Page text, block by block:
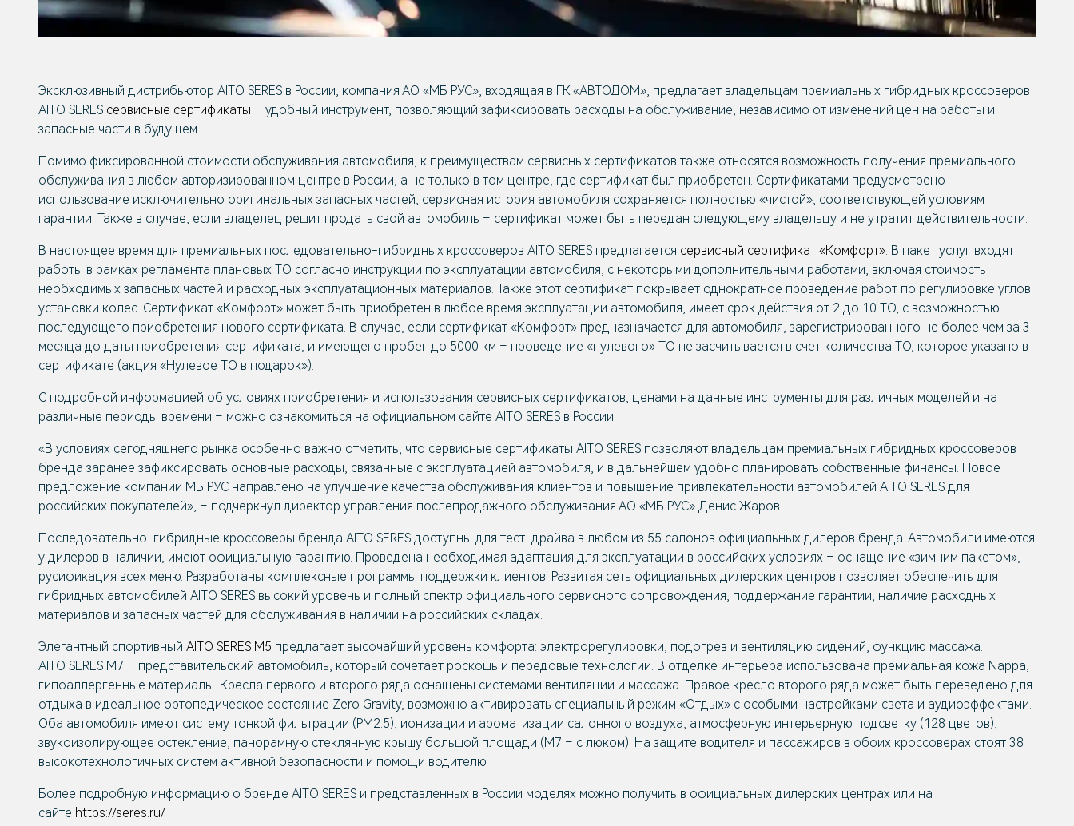
Эксклюзивный дистрибьютор AITO SERES в России, компания АО «МБ РУС», входящая в ГК «АВТОДОМ», предлагает владельцам премиальных гибридных кроссоверов
AITO SERES сервисные сертификаты – удобный инструмент, позволяющий зафиксировать расходы на обслуживание, независимо от изменений цен на работы и
запасные части в будущем.
Помимо фиксированной стоимости обслуживания автомобиля, к преимуществам сервисных сертификатов также относятся возможность получения премиального
обслуживания в любом авторизированном центре в России, а не только в том центре, где сертификат был приобретен. Сертификатами предусмотрено
использование исключительно оригинальных запасных частей, сервисная история автомобиля сохраняется полностью «чистой», соответствующей условиям
гарантии. Также в случае, если владелец решит продать свой автомобиль – сертификат может быть передан следующему владельцу и не утратит действительности.
В настоящее время для премиальных последовательно-гибридных кроссоверов AITO SERES предлагается сервисный сертификат «Комфорт». В пакет услуг входят
работы в рамках регламента плановых ТО согласно инструкции по эксплуатации автомобиля, с некоторыми дополнительными работами, включая стоимость
необходимых запасных частей и расходных эксплуатационных материалов. Также этот сертификат покрывает однократное проведение работ по регулировке углов
установки колес. Сертификат «Комфорт» может быть приобретен в любое время эксплуатации автомобиля, имеет срок действия от 2 до 10 ТО, с возможностью
последующего приобретения нового сертификата. В случае, если сертификат «Комфорт» предназначается для автомобиля, зарегистрированного не более чем за 3
месяца до даты приобретения сертификата, и имеющего пробег до 5000 км – проведение «нулевого» ТО не засчитывается в счет количества ТО, которое указано в
сертификате (акция «Нулевое ТО в подарок»).
С подробной информацией об условиях приобретения и использования сервисных сертификатов, ценами на данные инструменты для различных моделей и на
различные периоды времени – можно ознакомиться на официальном сайте AITO SERES в России.
«В условиях сегодняшнего рынка особенно важно отметить, что сервисные сертификаты AITO SERES позволяют владельцам премиальных гибридных кроссоверов
бренда заранее зафиксировать основные расходы, связанные с эксплуатацией автомобиля, и в дальнейшем удобно планировать собственные финансы. Новое
предложение компании МБ РУС направлено на улучшение качества обслуживания клиентов и повышение привлекательности автомобилей AITO SERES для
российских покупателей», – подчеркнул директор управления послепродажного обслуживания АО «МБ РУС» Денис Жаров.
Последовательно-гибридные кроссоверы бренда AITO SERES доступны для тест-драйва в любом из 55 салонов официальных дилеров бренда. Автомобили имеются
у дилеров в наличии, имеют официальную гарантию. Проведена необходимая адаптация для эксплуатации в российских условиях – оснащение «зимним пакетом»,
русификация всех меню. Разработаны комплексные программы поддержки клиентов. Развитая сеть официальных дилерских центров позволяет обеспечить для
гибридных автомобилей AITO SERES высокий уровень и полный спектр официального сервисного сопровождения, поддержание гарантии, наличие расходных
материалов и запасных частей для обслуживания в наличии на российских складах.
Элегантный спортивный AITO SERES M5 предлагает высочайший уровень комфорта: электрорегулировки, подогрев и вентиляцию сидений, функцию массажа.
AITO SERES M7 – представительский автомобиль, который сочетает роскошь и передовые технологии. В отделке интерьера использована премиальная кожа Nappa,
гипоаллергенные материалы. Кресла первого и второго ряда оснащены системами вентиляции и массажа. Правое кресло второго ряда может быть переведено для
отдыха в идеальное ортопедическое состояние Zero Gravity, возможно активировать специальный режим «Отдых» с особыми настройками света и аудиоэффектами.
Оба автомобиля имеют систему тонкой фильтрации (РМ2.5), ионизации и ароматизации салонного воздуха, атмосферную интерьерную подсветку (128 цветов),
звукоизолирующее остекление, панорамную стеклянную крышу большой площади (М7 – с люком). На защите водителя и пассажиров в обоих кроссоверах стоят 38
высокотехнологичных систем активной безопасности и помощи водителю.
Более подробную информацию о бренде AITO SERES и представленных в России моделях можно получить в официальных дилерских центрах или на
сайте https://seres.ru/